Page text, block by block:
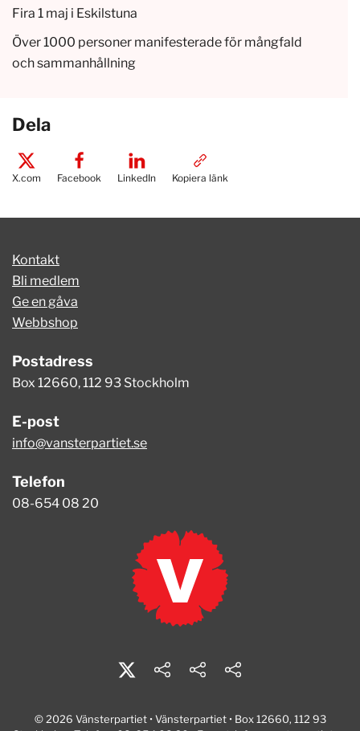
Fira 1 maj i Eskilstuna
Över 1000 personer manifesterade för mångfald
och sammanhållning
Dela
X.com Facebook LinkedIn Kopiera länk
Kontakt
Bli medlem
Ge en gåva
Webbshop
Postadress
Box 12660, 112 93 Stockholm
E-post
info@vansterpartiet.se
Telefon
08-654 08 20
© 2026 Vänsterpartiet • Vänsterpartiet • Box 12660, 112 93